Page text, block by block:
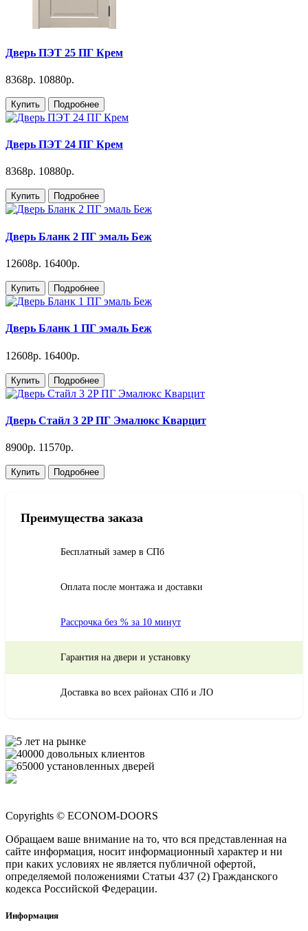
Дверь ПЭТ 25 ПГ Крем
8368р. 10880р.
Купить Подробнее
Дверь ПЭТ 24 ПГ Крем
8368р. 10880р.
Купить Подробнее
Дверь Бланк 2 ПГ эмаль Беж
12608р. 16400р.
Купить Подробнее
Дверь Бланк 1 ПГ эмаль Беж
12608р. 16400р.
Купить Подробнее
Дверь Стайл 3 2P ПГ Эмалюкс Кварцит
8900р. 11570р.
Купить Подробнее
Преимущества заказа
Бесплатный замер в СПб
Оплата после монтажа и доставки
Рассрочка без % за 10 минут
Гарантия на двери и установку
Доставка во всех районах СПб и ЛО
Copyrights © ECONOM-DOORS
Обращаем ваше внимание на то, что вся представленная на
сайте информация, носит информационный характер и ни
при каких условиях не является публичной офертой,
определяемой положениями Статьи 437 (2) Гражданского
кодекса Российской Федерации.
Информация